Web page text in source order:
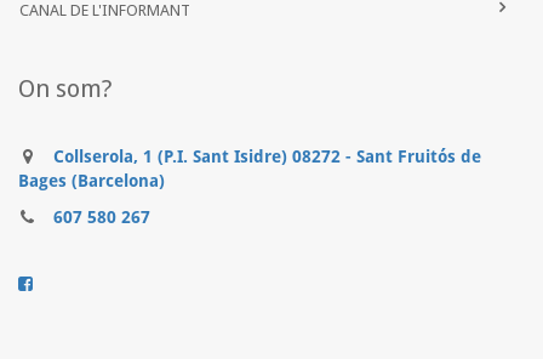
CANAL DE L'INFORMANT
On som?
Collserola, 1 (P.I. Sant Isidre) 08272 - Sant Fruitós de
Bages (Barcelona)
607 580 267